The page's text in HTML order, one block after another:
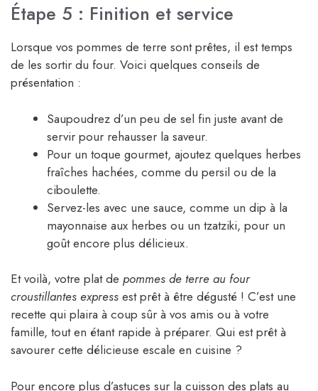
Étape 5 : Finition et service
Lorsque vos pommes de terre sont prêtes, il est temps
de les sortir du four. Voici quelques conseils de
présentation :
Saupoudrez d’un peu de sel fin juste avant de
servir pour rehausser la saveur.
Pour un toque gourmet, ajoutez quelques herbes
fraîches hachées, comme du persil ou de la
ciboulette.
Servez-les avec une sauce, comme un dip à la
mayonnaise aux herbes ou un tzatziki, pour un
goût encore plus délicieux.
Et voilà, votre plat de pommes de terre au four
croustillantes express est prêt à être dégusté ! C’est une
recette qui plaira à coup sûr à vos amis ou à votre
famille, tout en étant rapide à préparer. Qui est prêt à
savourer cette délicieuse escale en cuisine ?
Pour encore plus d’astuces sur la cuisson des plats au